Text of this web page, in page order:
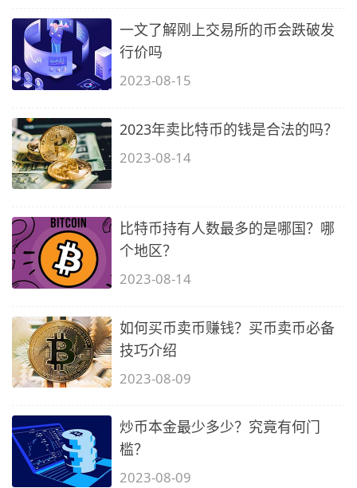
一文了解刚上交易所的币会跌破发
行价吗
2023-08-15
2023年卖比特币的钱是合法的吗？
2023-08-14
比特币持有人数最多的是哪国？哪
个地区？
2023-08-14
如何买币卖币赚钱？买币卖币必备
技巧介绍
2023-08-09
炒币本金最少多少？究竟有何门
槛？
2023-08-09